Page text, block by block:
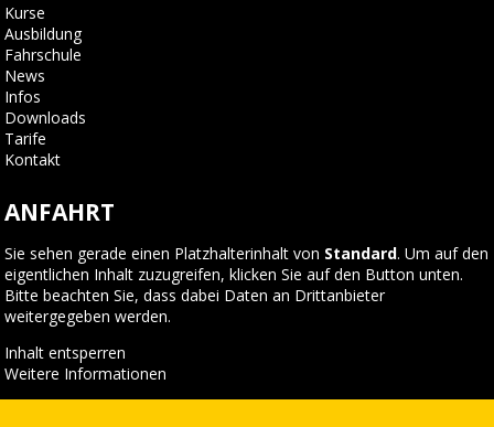
Kurse
Ausbildung
Fahrschule
News
Infos
Downloads
Tarife
Kontakt
ANFAHRT
Sie sehen gerade einen Platzhalterinhalt von Standard. Um auf den
eigentlichen Inhalt zuzugreifen, klicken Sie auf den Button unten.
Bitte beachten Sie, dass dabei Daten an Drittanbieter
weitergegeben werden.
Inhalt entsperren
Weitere Informationen